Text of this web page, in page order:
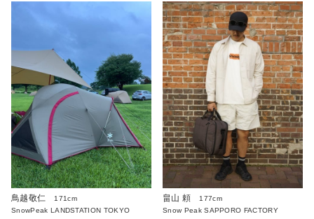
鳥越敬仁
171cm
SnowPeak LANDSTATION TOKYO
畠山 頼
177cm
Snow Peak SAPPORO FACTORY